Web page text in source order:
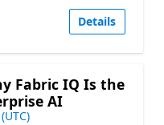
Details
Fabric IQ Is the
AI